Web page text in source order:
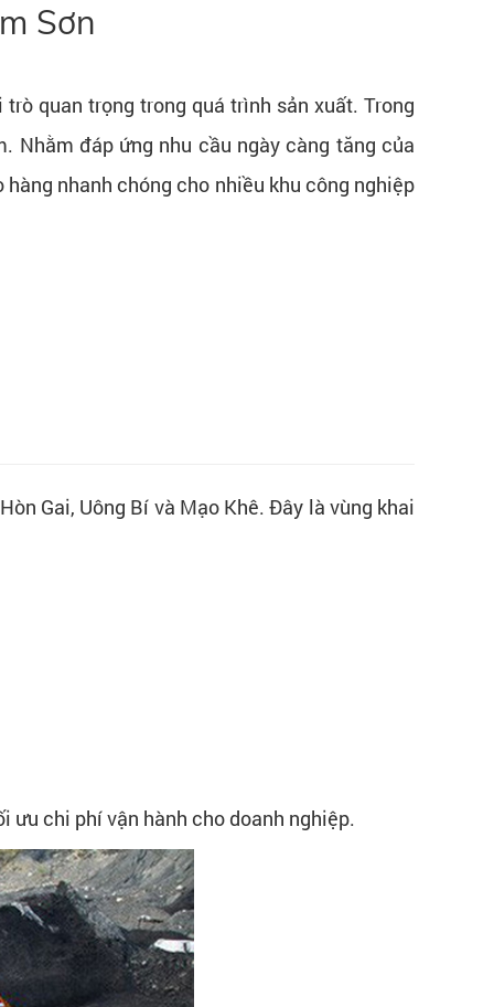
Sơn
quan trọng trong quá trình sản xuất. Trong
Nhằm đáp ứng nhu cầu ngày càng tăng của
nhanh chóng cho nhiều khu công nghiệp
Gai, Uông Bí và Mạo Khê. Đây là vùng khai
ưu chi phí vận hành cho doanh nghiệp.